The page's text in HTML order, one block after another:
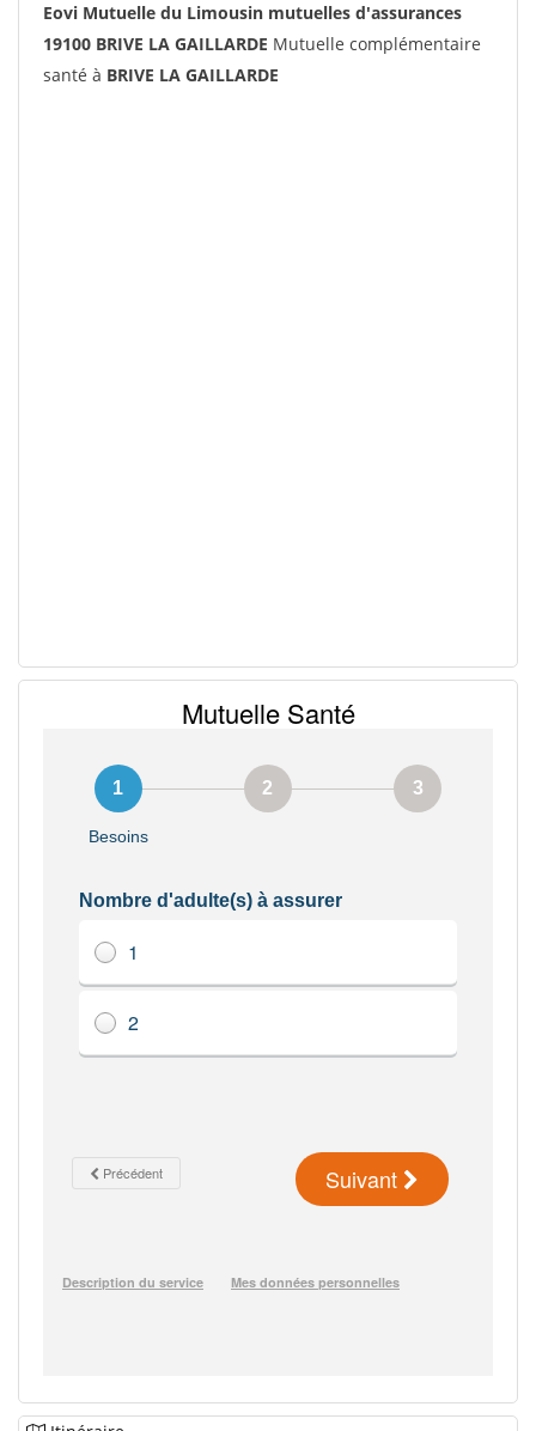
Eovi Mutuelle du Limousin mutuelles d'assurances
19100 BRIVE LA GAILLARDE Mutuelle complémentaire
santé à BRIVE LA GAILLARDE